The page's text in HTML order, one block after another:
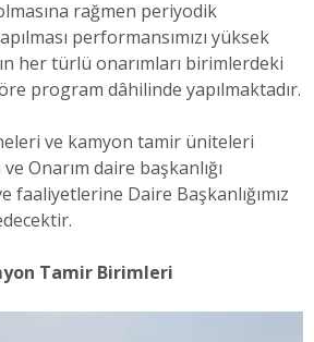
rağmen periyodik
performansımızı yüksek
her türlü onarımları birimlerdeki
program dâhilinde yapılmaktadır.
ve kamyon tamir üniteleri
Onarım daire başkanlığı
faaliyetlerine Daire Başkanlığımız
Tamir Birimleri